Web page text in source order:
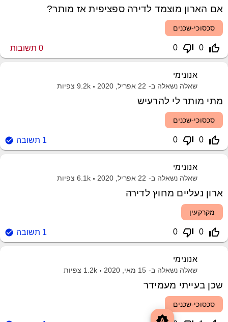
אם הארון מוצמד לדירה ספציפית אז מותר?
סכסוכי-שכנים
thumb_up_off_alt
0
thumb_down_off_alt
0
0 תשובות
אנונימי
שאלה נשאלה ב- 22 אפריל, 2020 9.2k צפיות
מתי מותר לי להרעיש
סכסוכי-שכנים
thumb_up_off_alt
0
thumb_down_off_alt
0
1 תשובה
אנונימי
שאלה נשאלה ב- 22 אפריל, 2020 6.1k צפיות
ארון נעליים מחוץ לדירה
מקרקעין
thumb_up_off_alt
0
thumb_down_off_alt
0
1 תשובה
אנונימי
שאלה נשאלה ב- 15 מאי, 2020 1.2k צפיות
שכן בעייתי מעמידר
סכסוכי-שכנים